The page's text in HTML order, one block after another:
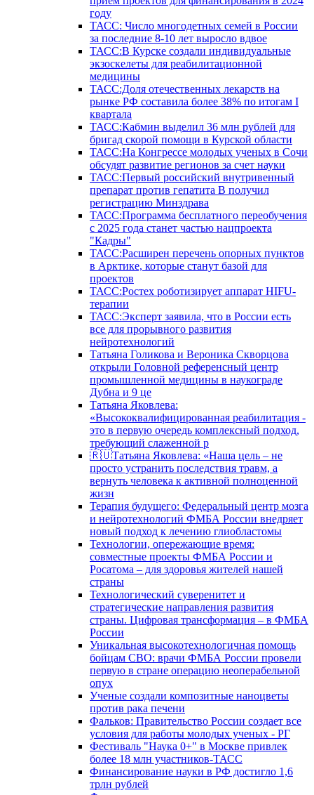
году
ТАСС: Число многодетных семей в России
за последние 8-10 лет выросло вдвое
ТАСС:В Курске создали индивидуальные
экзоскелеты для реабилитационной
медицины
ТАСС:Доля отечественных лекарств на
рынке РФ составила более 38% по итогам I
квартала
ТАСС:Кабмин выделил 36 млн рублей для
бригад скорой помощи в Курской области
ТАСС:На Конгрессе молодых ученых в Сочи
обсудят развитие регионов за счет науки
ТАСС:Первый российский внутривенный
препарат против гепатита В получил
регистрацию Минздрава
ТАСС:Программа бесплатного переобучения
с 2025 года станет частью нацпроекта
"Кадры"
ТАСС:Расширен перечень опорных пунктов
в Арктике, которые станут базой для
проектов
ТАСС:Ростех роботизирует аппарат HIFU-
терапии
ТАСС:Эксперт заявила, что в России есть
все для прорывного развития
нейротехнологий
Татьяна Голикова и Вероника Скворцова
открыли Головной референсный центр
промышленной медицины в наукограде
Дубна и 9 це
Татьяна Яковлева:
«Высококвалифицированная реабилитация -
это в первую очередь комплексный подход,
требующий слаженной р
🇷🇺Татьяна Яковлева: «Наша цель – не
просто устранить последствия травм, а
вернуть человека к активной полноценной
жизн
Терапия будущего: Федеральный центр мозга
и нейротехнологий ФМБА России внедряет
новый подход к лечению глиобластомы
Технологии, опережающие время:
совместные проекты ФМБА России и
Росатома – для здоровья жителей нашей
страны
Технологический суверенитет и
стратегические направления развития
страны. Цифровая трансформация – в ФМБА
России
Уникальная высокотехнологичная помощь
бойцам СВО: врачи ФМБА России провели
первую в стране операцию неоперабельной
опух
Ученые создали композитные наноцветы
против рака печени
Фальков: Правительство России создает все
условия для работы молодых ученых - РГ
Фестиваль "Наука 0+" в Москве привлек
более 18 млн участников-ТАСС
Финансирование науки в РФ достигло 1,6
трлн рублей